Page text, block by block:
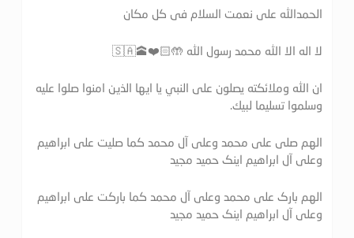
الحمدالله علی نعمت السلام فی کل مکان
لا اله الا الله محمد رسول الله 🤲🏻❤️🕋🇸🇦
ان الله وملائكته يصلون على النبي يا ايها الذين امنوا صلوا عليه
وسلموا تسليما لبيك.
الهم صلی علی محمد وعلی آل محمد کما صلیت علی ابراهیم
وعلی آل ابراهیم اینک حمید مجید
الهم بارک علی محمد وعلی آل محمد کما بارکت علی ابراهیم
وعلی آل ابراهیم اینک حمید مجید